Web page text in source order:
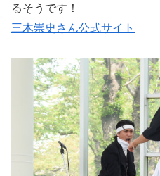
るそうです！
三木崇史さん公式サイト